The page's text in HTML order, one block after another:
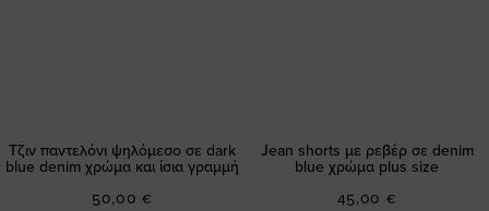
Τζιν παντελόνι ψηλόμεσο σε dark
blue denim χρώμα και ίσια γραμμή
50,00 €
Jean shorts με ρεβέρ σε denim
blue χρώμα plus size
45,00 €